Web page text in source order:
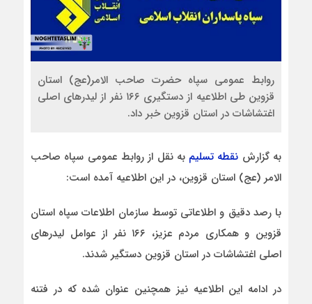
روابط عمومی سپاه حضرت صاحب الامر(عج) استان
قزوین طی اطلاعیه از دستگیری ۱۶۶ نفر از لیدرهای اصلی
اغتشاشات در استان قزوین خبر داد.
به گزارش نقطه تسلیم به نقل از روابط عمومی سپاه صاحب
الامر (عج) استان قزوین، در این اطلاعیه آمده است:
با رصد دقیق و اطلاعاتی توسط سازمان اطلاعات سپاه استان
قزوین و همکاری مردم عزیز، ۱۶۶ نفر از عوامل لیدرهای
اصلی اغتشاشات در استان قزوین دستگیر شدند.
در ادامه این اطلاعیه نیز همچنین عنوان شده که در فتنه